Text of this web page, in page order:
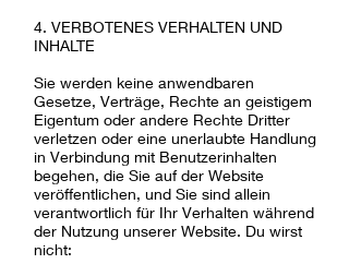
4. VERBOTENES VERHALTEN UND
INHALTE
Sie werden keine anwendbaren
Gesetze, Verträge, Rechte an geistigem
Eigentum oder andere Rechte Dritter
verletzen oder eine unerlaubte Handlung
in Verbindung mit Benutzerinhalten
begehen, die Sie auf der Website
veröffentlichen, und Sie sind allein
verantwortlich für Ihr Verhalten während
der Nutzung unserer Website. Du wirst
nicht: